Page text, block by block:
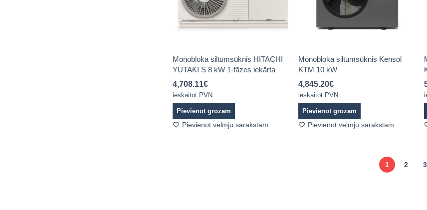
Monobloka siltumsūknis HITACHI
YUTAKI S 8 kW 1-fāzes iekārta
4,708.11€
ieskaitot PVN
Pievienot grozam
Pievienot vēlmju sarakstam
Monobloka siltumsūknis Kensol
KTM 10 kW
4,845.20€
ieskaitot PVN
Pievienot grozam
Pievienot vēlmju sarakstam
1 2 3